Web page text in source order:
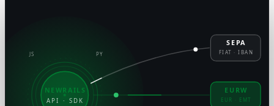
NEWRAILS
API · SDK
SEPA
FIAT · IBAN
EURW
EUR · EMT
JS PY